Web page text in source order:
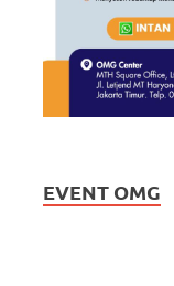
EVENT OMG